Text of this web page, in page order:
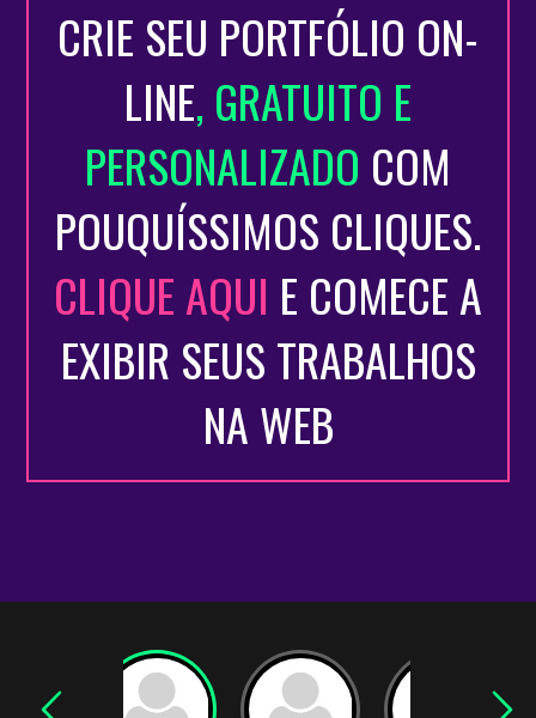
CRIE SEU PORTFÓLIO ON-
LINE, GRATUITO E
PERSONALIZADO COM
POUQUÍSSIMOS CLIQUES.
CLIQUE AQUI E COMECE A
EXIBIR SEUS TRABALHOS
NA WEB